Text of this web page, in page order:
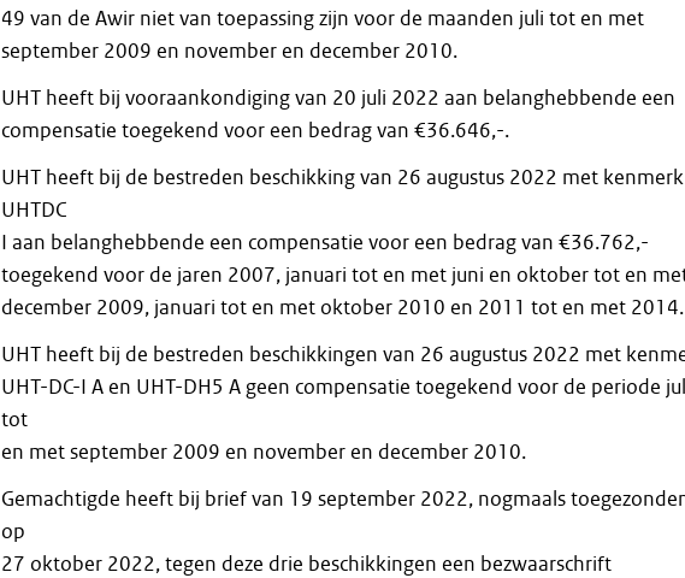
49 van de Awir niet van toepassing zijn voor de maanden juli tot en met
september 2009 en november en december 2010.
UHT heeft bij vooraankondiging van 20 juli 2022 aan belanghebbende een
compensatie toegekend voor een bedrag van €36.646,-.
UHT heeft bij de bestreden beschikking van 26 augustus 2022 met kenmerk
UHTDC
I aan belanghebbende een compensatie voor een bedrag van €36.762,-
toegekend voor de jaren 2007, januari tot en met juni en oktober tot en
december 2009, januari tot en met oktober 2010 en 2011 tot en met 2014.
UHT heeft bij de bestreden beschikkingen van 26 augustus 2022 met
UHT-DC-I A en UHT-DH5 A geen compensatie toegekend voor de periode
tot
en met september 2009 en november en december 2010.
Gemachtigde heeft bij brief van 19 september 2022, nogmaals
op
27 oktober 2022, tegen deze drie beschikkingen een bezwaarschrift